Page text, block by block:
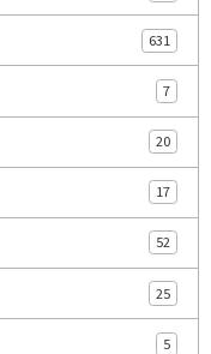
631
7
20
17
52
25
5